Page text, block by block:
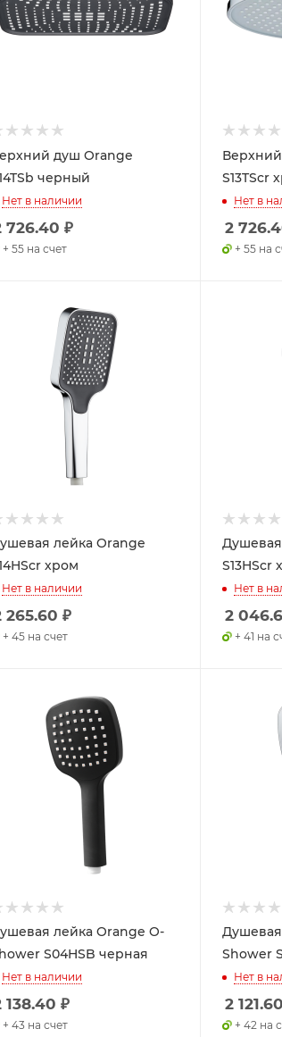
душ Orange
черный
Нет в наличии
726.40 ₽
+ 55 на счет
S13TScr
Нет в
2
+ 55 на
лейка Orange
хром
Нет в наличии
265.60 ₽
+ 45 на счет
S13HScr
Нет в
2
+ 41 на
лейка Orange O-
S04HSB черная
Нет в наличии
138.40 ₽
+ 43 на счет
Shower
Нет в
2 121.60
+ 42 на